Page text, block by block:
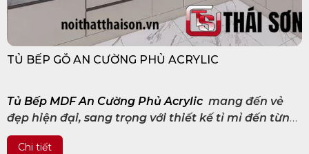
TỦ BẾP GỖ AN CƯỜNG PHỦ ACRYLIC
Tủ Bếp MDF An Cường Phủ Acrylic mang đến vẻ
đẹp hiện đại, sang trọng với thiết kế tỉ mỉ đến từng
chi tiết.
Chi tiết